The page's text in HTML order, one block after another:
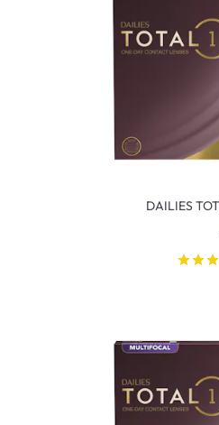
DAILIES